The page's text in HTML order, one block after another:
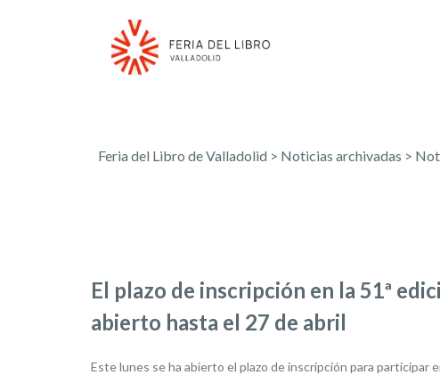
Feria del Libro de Valladolid > Noticias archivadas >
El plazo de inscripción en la 51ª
abierto hasta el 27 de abril
Este lunes se ha abierto el plazo de inscripción para participar